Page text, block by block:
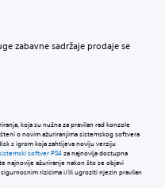
zabavne sadržaje prodaje se
koja su nužna za pravilan rad konzole
o novim ažuriranjima sistemskog softvera
s igrom koja zahtijeva noviju verziju
softver PS4za najnovija dostupna
najnovije ažuriranje nakon što se objavi
rizicima i/ili ugroziti njezin pravilan